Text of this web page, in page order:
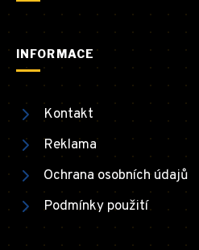
INFORMACE
Kontakt
Reklama
Ochrana osobních údajů
Podmínky použití